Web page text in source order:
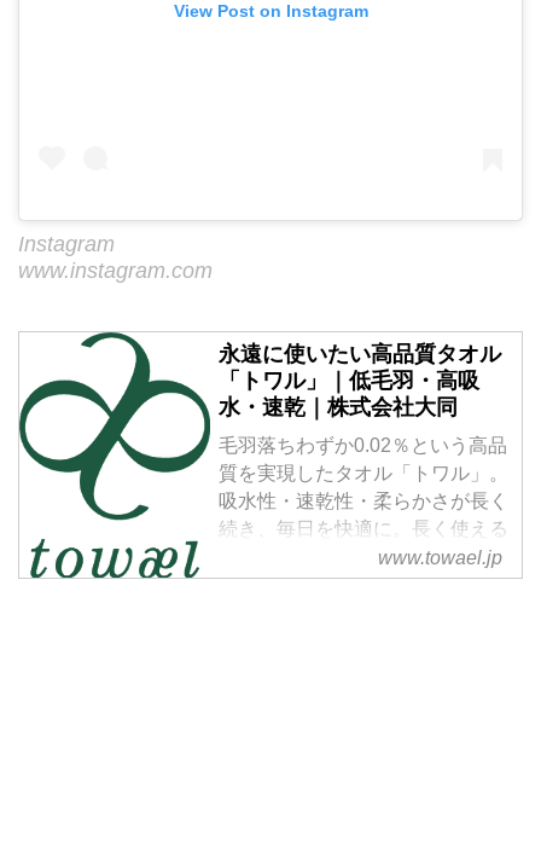
View Post on Instagram
Instagram
www.instagram.com
永遠に使いたい高品質タオル
「トワル」｜低毛羽・高吸
水・速乾｜株式会社大同
毛羽落ちわずか0.02％という高品
質を実現したタオル「トワル」。
吸水性・速乾性・柔らかさが長く
続き、毎日を快適に。長く使える
上質タオルをお探しの方へ。オン
ラインストアで購入可能。
www.towael.jp